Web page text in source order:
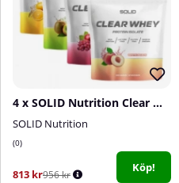
4 x SOLID Nutrition Clear Whey, 300 g
SOLID Nutrition
0
813 kr956 kr
Köp!